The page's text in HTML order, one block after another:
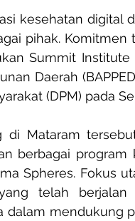
kesehatan digital
pihak.
Summit Institute
Daerah
(DPM) pada
di Mataram
berbagai
Spheres. Fokus
telah
dalam mendukung